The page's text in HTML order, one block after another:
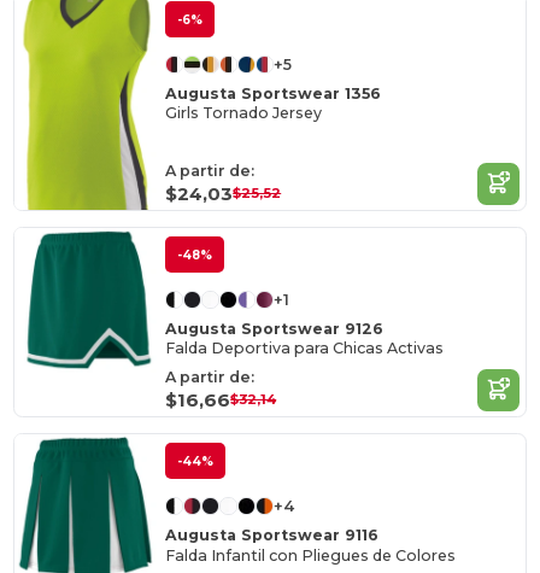
-6%
+5
Augusta Sportswear 1356
Girls Tornado Jersey
A partir de:
$24,03$25,52
-48%
+1
Augusta Sportswear 9126
Falda Deportiva para Chicas Activas
A partir de:
$16,66$32,14
-44%
+4
Augusta Sportswear 9116
Falda Infantil con Pliegues de Colores